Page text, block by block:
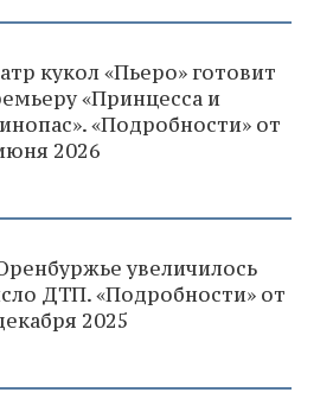
кукол «Пьеро» готовит
«Принцесса и
«Подробности» от
2026
увеличилось
ДТП. «Подробности» от
2025